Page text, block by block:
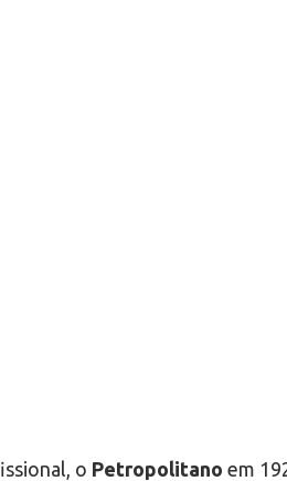
o Petropolitano em